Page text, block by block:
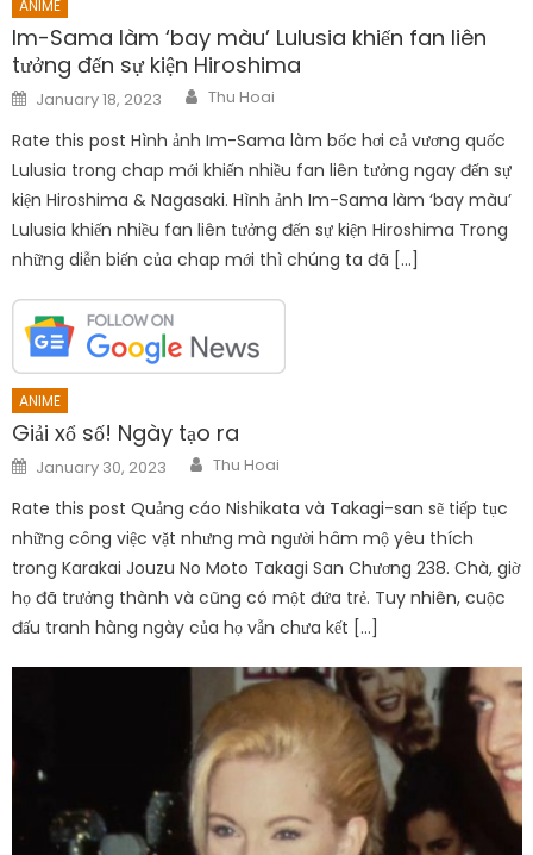
ANIME
Im-Sama làm ‘bay màu’ Lulusia khiến fan liên
tưởng đến sự kiện Hiroshima
Posted
on
January 18, 2023 Author
Thu Hoai
Rate this post Hình ảnh Im-Sama làm bốc hơi cả vương quốc
Lulusia trong chap mới khiến nhiều fan liên tưởng ngay đến sự
kiện Hiroshima & Nagasaki. Hình ảnh Im-Sama làm ‘bay màu’
Lulusia khiến nhiều fan liên tưởng đến sự kiện Hiroshima Trong
những diễn biến của chap mới thì chúng ta đã […]
ANIME
Giải xổ số! Ngày tạo ra
Posted
on
January 30, 2023 Author
Thu Hoai
Rate this post Quảng cáo Nishikata và Takagi-san sẽ tiếp tục
những công việc vặt nhưng mà người hâm mộ yêu thích
trong Karakai Jouzu No Moto Takagi San Chương 238. Chà, giờ
họ đã trưởng thành và cũng có một đứa trẻ. Tuy nhiên, cuộc
đấu tranh hàng ngày của họ vẫn chưa kết […]